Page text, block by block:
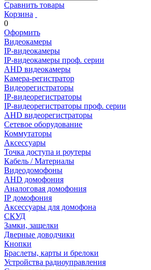
Сравнить товары
Корзина
0
Оформить
Видеокамеры
IP-видеокамеры
IP-видеокамеры проф. серии
AHD видеокамеры
Камера-регистратор
Видеорегистраторы
IP-видеорегистраторы
IP-видеорегистраторы проф. серии
AHD видеорегистраторы
Сетевое оборудование
Коммутаторы
Аксессуары
Точка доступа и роутеры
Кабель / Материалы
Видеодомофоны
AHD домофония
Аналоговая домофония
IP домофония
Аксессуары для домофона
СКУД
Замки, защелки
Дверные доводчики
Кнопки
Браслеты, карты и брелоки
Устройства радиоуправления